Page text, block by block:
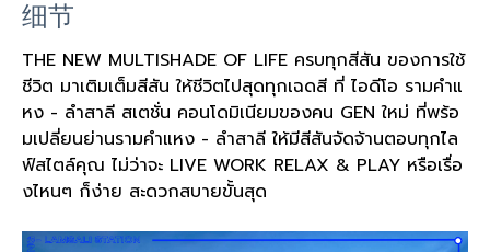
细节
THE NEW MULTISHADE OF LIFE ครบทุกสีสัน ของการใช้
ชีวิต มาเติมเต็มสีสัน ให้ชีวิตไปสุดทุกเฉดสี ที่ ไอดีโอ รามคำแ
หง - ลำสาลี สเตชั่น คอนโดมิเนียมของคน GEN ใหม่ ที่พร้อ
มเปลี่ยนย่านรามคำแหง - ลำสาลี ให้มีสีสันจัดจ้านตอบทุกไล
ฟ์สไตล์คุณ ไม่ว่าจะ LIVE WORK RELAX & PLAY หรือเรื่อ
งไหนๆ ก็ง่าย สะดวกสบายขั้นสุด